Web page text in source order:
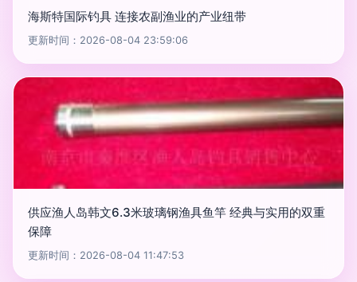
海斯特国际钓具 连接农副渔业的产业纽带
更新时间：2026-08-04 23:59:06
供应渔人岛韩文6.3米玻璃钢渔具鱼竿 经典与实用的双重
保障
更新时间：2026-08-04 11:47:53